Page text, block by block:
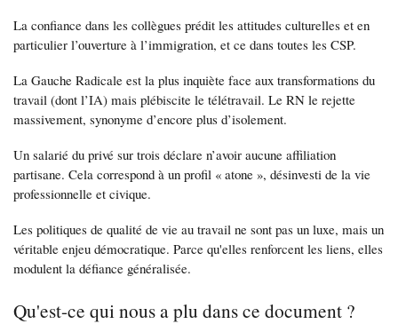
La confiance dans les collègues prédit les attitudes culturelles et en
particulier l’ouverture à l’immigration, et ce dans toutes les CSP.
La Gauche Radicale est la plus inquiète face aux transformations du
travail (dont l’IA) mais plébiscite le télétravail. Le RN le rejette
massivement, synonyme d’encore plus d’isolement.
Un salarié du privé sur trois déclare n’avoir aucune affiliation
partisane. Cela correspond à un profil « atone », désinvesti de la vie
professionnelle et civique.
Les politiques de qualité de vie au travail ne sont pas un luxe, mais un
véritable enjeu démocratique. Parce qu'elles renforcent les liens, elles
modulent la défiance généralisée.
Qu'est-ce qui nous a plu dans ce document ?